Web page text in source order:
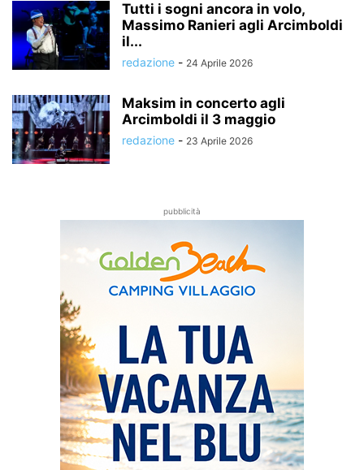
Tutti i sogni ancora in volo,
Massimo Ranieri agli Arcimboldi
il...
redazione - 24 Aprile 2026
Maksim in concerto agli
Arcimboldi il 3 maggio
redazione - 23 Aprile 2026
pubblicità